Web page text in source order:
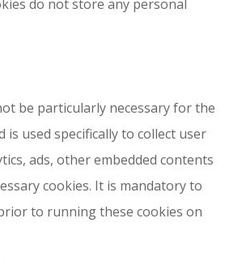
do not store any personal
be particularly necessary for the
used specifically to collect user
ads, other embedded contents
cookies. It is mandatory to
to running these cookies on